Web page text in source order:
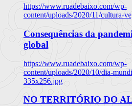
https://www.ruadebaixo.com/wp-
content/uploads/2020/11/cultura-
Consequências da
global
https://www.ruadebaixo.com/wp-
content/uploads/2020/10/dia-
335x256.jpg
NO TERRITÓRIO DO